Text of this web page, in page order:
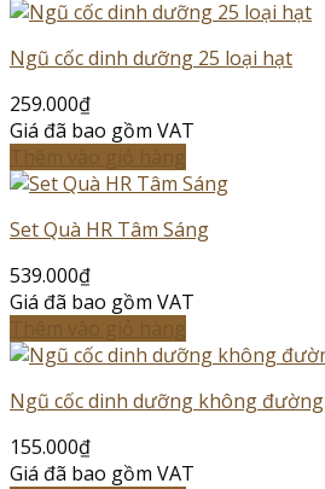
Ngũ cốc dinh dưỡng 25 loại hạt
259.000₫
Giá đã bao gồm VAT
Set Quà HR Tâm Sáng
539.000₫
Giá đã bao gồm VAT
Ngũ cốc dinh dưỡng không đường
155.000₫
Giá đã bao gồm VAT